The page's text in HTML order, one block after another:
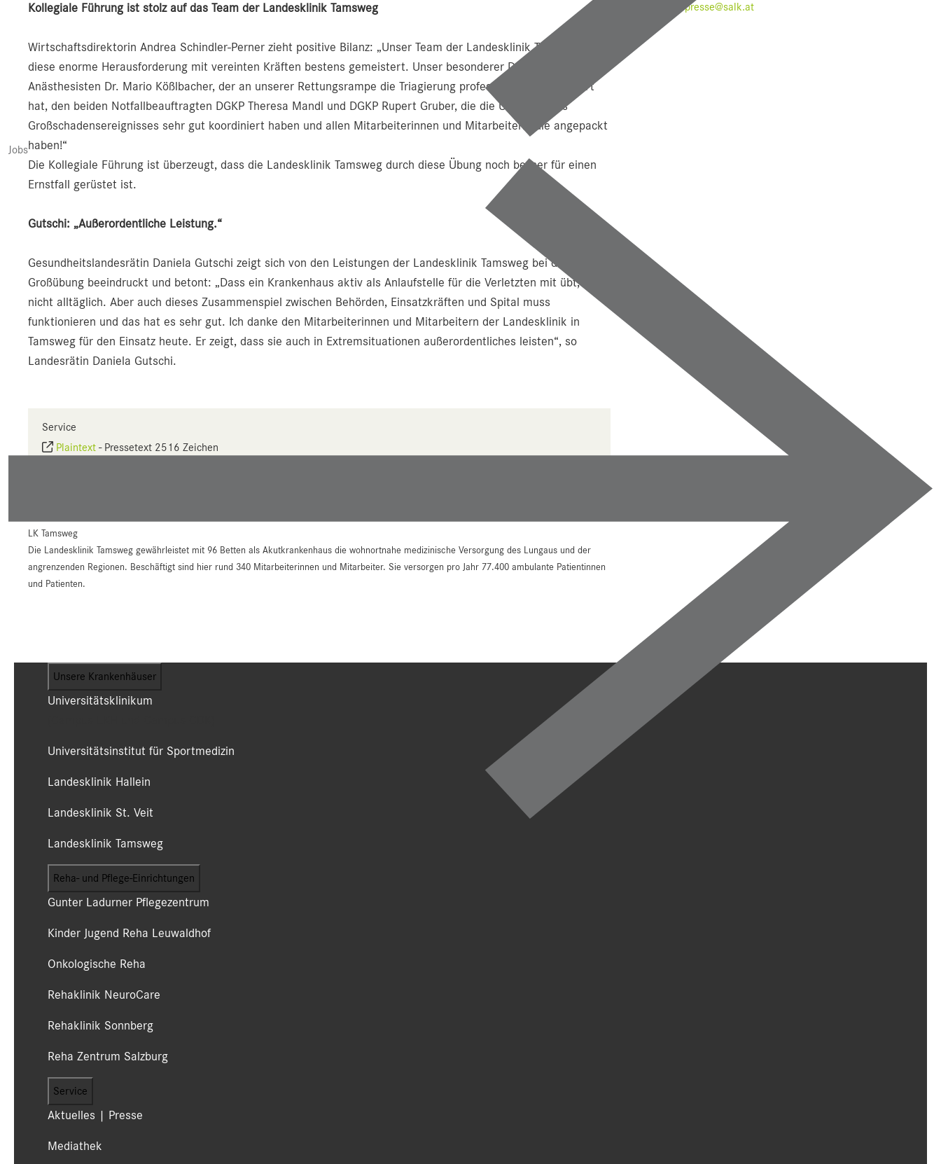
Jobs
Kollegiale Führung ist stolz auf das Team der Landesklinik Tamsweg
Wirtschaftsdirektorin Andrea Schindler-Perner zieht positive Bilanz: „Unser Team der Landesklinik Tamsweg hat
diese enorme Herausforderung mit vereinten Kräften bestens gemeistert. Unser besonderer Dank gilt unserem
Anästhesisten Dr. Mario Kößlbacher, der an unserer Rettungsrampe die Triagierung professionell durchgeführt
hat, den beiden Notfallbeauftragten DGKP Theresa Mandl und DGKP Rupert Gruber, die die Übung dieses
Großschadensereignisses sehr gut koordiniert haben und allen Mitarbeiterinnen und Mitarbeitern, die angepackt
haben!“
Die Kollegiale Führung ist überzeugt, dass die Landesklinik Tamsweg durch diese Übung noch besser für einen
Ernstfall gerüstet ist.
Gutschi: „Außerordentliche Leistung.“
Gesundheitslandesrätin Daniela Gutschi zeigt sich von den Leistungen der Landesklinik Tamsweg bei der
Großübung beeindruckt und betont: „Dass ein Krankenhaus aktiv als Anlaufstelle für die Verletzten mit übt, ist
nicht alltäglich. Aber auch dieses Zusammenspiel zwischen Behörden, Einsatzkräften und Spital muss
funktionieren und das hat es sehr gut. Ich danke den Mitarbeiterinnen und Mitarbeitern der Landesklinik in
Tamsweg für den Einsatz heute. Er zeigt, dass sie auch in Extremsituationen außerordentliches leisten“, so
Landesrätin Daniela Gutschi.
Service
Plaintext - Pressetext 2516 Zeichen
LK Tamsweg
Die Landesklinik Tamsweg gewährleistet mit 96 Betten als Akutkrankenhaus die wohnortnahe medizinische Versorgung des Lungaus und der
angrenzenden Regionen. Beschäftigt sind hier rund 340 Mitarbeiterinnen und Mitarbeiter. Sie versorgen pro Jahr 77.400 ambulante Patientinnen
und Patienten.
E-Mail:presse@salk.at
Unsere Krankenhäuser
Universitätsklinikum
Universitätsinstitut für Sportmedizin
Landesklinik Hallein
Landesklinik St. Veit
Landesklinik Tamsweg
Reha- und Pflege-Einrichtungen
Gunter Ladurner Pflegezentrum
Kinder Jugend Reha Leuwaldhof
Onkologische Reha
Rehaklinik NeuroCare
Rehaklinik Sonnberg
Reha Zentrum Salzburg
Service
Aktuelles | Presse
Mediathek